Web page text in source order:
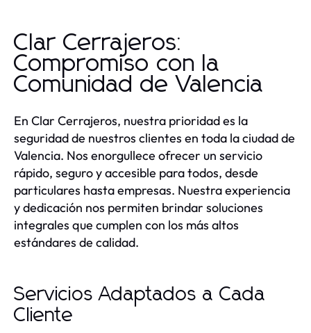
Clar Cerrajeros:
Compromiso con la
Comunidad de Valencia
En Clar Cerrajeros, nuestra prioridad es la
seguridad de nuestros clientes en toda la ciudad de
Valencia. Nos enorgullece ofrecer un servicio
rápido, seguro y accesible para todos, desde
particulares hasta empresas. Nuestra experiencia
y dedicación nos permiten brindar soluciones
integrales que cumplen con los más altos
estándares de calidad.
Servicios Adaptados a Cada
Cliente